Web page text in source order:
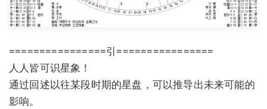
================引================
人人皆可识星象！
通过回述以往某段时期的星盘，可以推导出未来可能的
影响。